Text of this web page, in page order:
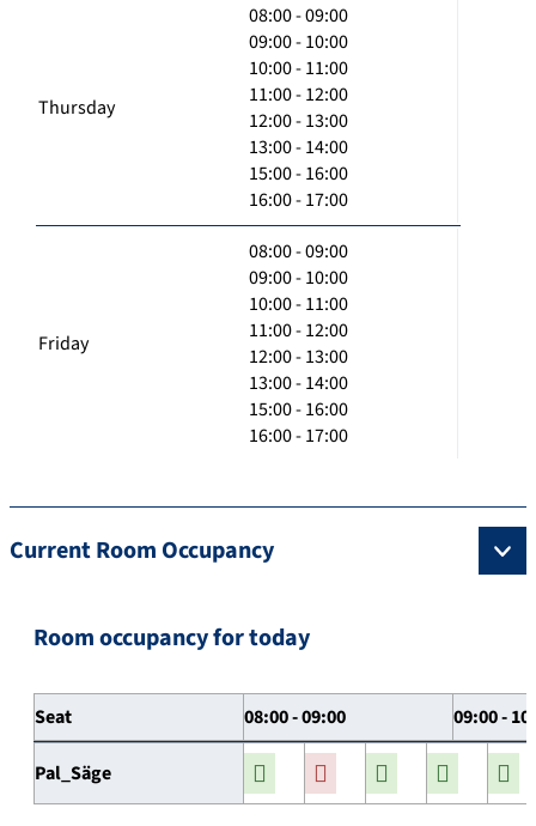
Thursday
08:00 - 09:00
09:00 - 10:00
10:00 - 11:00
11:00 - 12:00
12:00 - 13:00
13:00 - 14:00
15:00 - 16:00
16:00 - 17:00
Friday
08:00 - 09:00
09:00 - 10:00
10:00 - 11:00
11:00 - 12:00
12:00 - 13:00
13:00 - 14:00
15:00 - 16:00
16:00 - 17:00
Current Room Occupancy
Room occupancy for today
Seat 08:00 - 09:00 09:00 -
Pal_Säge